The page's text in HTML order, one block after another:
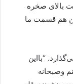
بالای صخره
هم قسمت ما
“بااین
وصبحانه